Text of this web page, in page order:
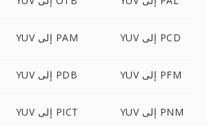
YUV إلى PAM YUV إلى PCD
YUV إلى PDB YUV إلى PFM
YUV إلى PICT YUV إلى PNM